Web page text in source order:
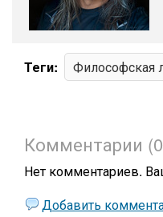
Теги: Философская
Комментарии
Нет комментариев.
Добавить